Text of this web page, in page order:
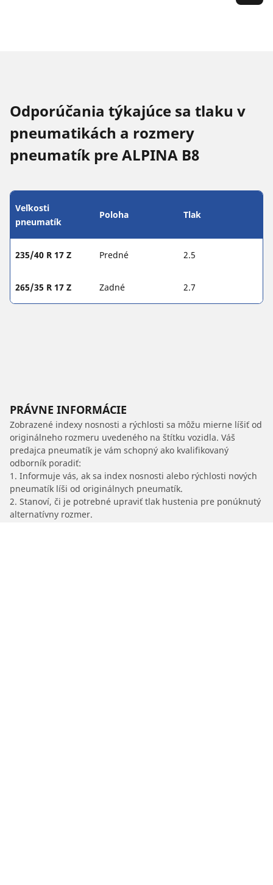
Odporúčania týkajúce sa tlaku v
pneumatikách a rozmery
pneumatík pre ALPINA B8
Veľkosti
pneumatík
Poloha Tlak
235/40 R 17 Z Predné 2.5
265/35 R 17 Z Zadné 2.7
PRÁVNE INFORMÁCIE
Zobrazené indexy nosnosti a rýchlosti sa môžu mierne líšiť od
originálneho rozmeru uvedeného na štítku vozidla. Váš
predajca pneumatík je vám schopný ako kvalifikovaný
odborník poradiť:
1. Informuje vás, ak sa index nosnosti alebo rýchlosti nových
pneumatík líši od originálnych pneumatík.
2. Stanoví, či je potrebné upraviť tlak hustenia pre ponúknutý
alternatívny rozmer.